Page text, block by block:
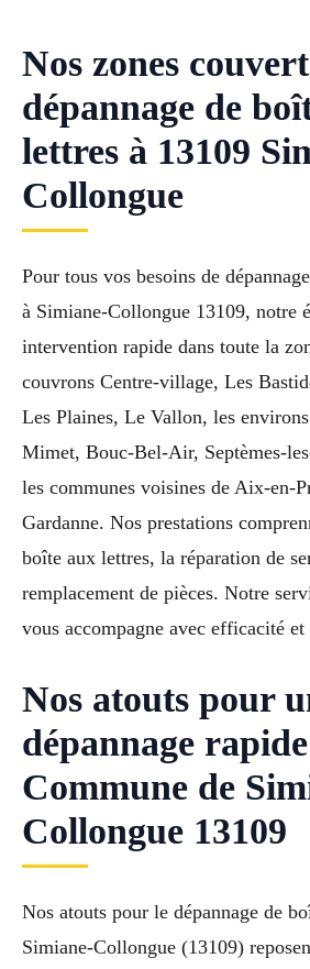
Nos zones
dépannage de
lettres à 13109
Collongue
Pour tous vos besoins de
à Simiane-Collongue 13109, notre
intervention rapide dans toute la
couvrons Centre-village, Les
Les Plaines, Le Vallon, les
Mimet, Bouc-Bel-Air, Septèmes-
les communes voisines de Aix-en-
Gardanne. Nos prestations
boîte aux lettres, la réparation de
remplacement de pièces. Notre
vous accompagne avec efficacité
Nos atouts pour
dépannage
Commune de
Collongue 13109
Nos atouts pour le dépannage de
Simiane-Collongue (13109)